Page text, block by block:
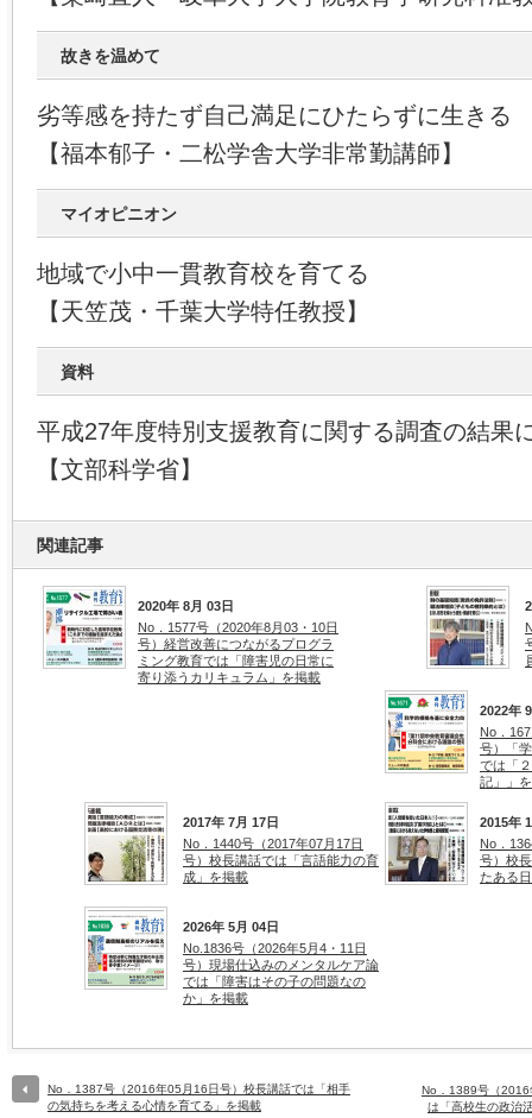
故きを温めて
劣等感を持たず自己満足にひたらずに生きる
【福本郁子・二松学舎大学非常勤講師】
マイオピニオン
地域で小中一貫教育校を育てる
【天笠茂・千葉大学特任教授】
資料
平成27年度特別支援教育に関する調査の結果
【文部科学省】
関連記事
2020年 8月 03日
No．1577号（2020年8月03・10日
号）経営改善につながるプログラ
ミング教育では「障害児の日常に
寄り添うカリキュラム」を掲載
2022年
No．
号）「
では「
記」」
2017年 7月 17日
No．1440号（2017年07月17日
号）校長講話では「言語能力の育
成」を掲載
2015年
No．
号）校
たある
2026年 5月 04日
No.1836号（2026年5月4・11日
号）現場仕込みのメンタルケア論
では「障害はその子の問題なの
か」を掲載
No．1387号（2016年05月16日号）校長講話では「相手
の気持ちを考える心情を育てる」を掲載
No．1389号（2016
は「高校生の政治